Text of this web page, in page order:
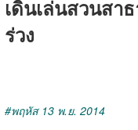
เดินเล่นสวนสา
ร่วง
#พฤหัส 13 พ.ย. 2014